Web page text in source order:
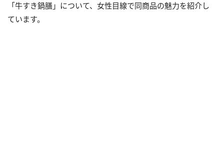
「牛すき鍋膳」について、女性目線で同商品の魅力を紹介し
ています。